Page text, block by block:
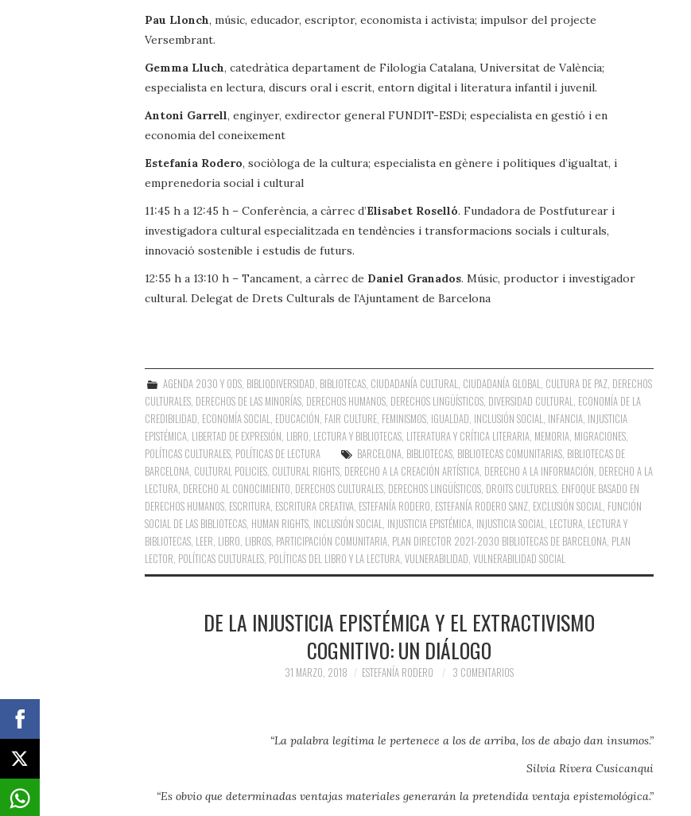
Pau Llonch, músic, educador, escriptor, economista i activista; impulsor del projecte
Versembrant.
Gemma Lluch, catedràtica departament de Filologia Catalana, Universitat de València;
especialista en lectura, discurs oral i escrit, entorn digital i literatura infantil i juvenil.
Antoni Garrell, enginyer, exdirector general FUNDIT-ESDi; especialista en gestió i en
economia del coneixement
Estefanía Rodero, sociòloga de la cultura; especialista en gènere i polítiques d’igualtat, i
emprenedoria social i cultural
11:45 h a 12:45 h – Conferència, a càrrec d’Elisabet Roselló. Fundadora de Postfuturear i
investigadora cultural especialitzada en tendències i transformacions socials i culturals,
innovació sostenible i estudis de futurs.
12:55 h a 13:10 h – Tancament, a càrrec de Daniel Granados. Músic, productor i investigador
cultural. Delegat de Drets Culturals de l’Ajuntament de Barcelona
AGENDA 2030 Y ODS BIBLIODIVERSIDAD BIBLIOTECAS CIUDADANÍA CULTURAL CIUDADANÍA GLOBAL CULTURA DE PAZ DERECHOS
CULTURALES DERECHOS DE LAS MINORÍAS DERECHOS HUMANOS DERECHOS LINGÜÍSTICOS DIVERSIDAD CULTURAL ECONOMÍA DE LA
CREDIBILIDAD ECONOMÍA SOCIAL EDUCACIÓN FAIR CULTURE FEMINISMOS IGUALDAD INCLUSIÓN SOCIAL INFANCIA INJUSTICIA
EPISTÉMICA LIBERTAD DE EXPRESIÓN LIBRO, LECTURA Y BIBLIOTECAS LITERATURA Y CRÍTICA LITERARIA MEMORIA MIGRACIONES
POLÍTICAS CULTURALES POLÍTICAS DE LECTURA BARCELONA BIBLIOTECAS BIBLIOTECAS COMUNITARIAS BIBLIOTECAS DE
BARCELONA CULTURAL POLICIES CULTURAL RIGHTS DERECHO A LA CREACIÓN ARTÍSTICA DERECHO A LA INFORMACIÓN DERECHO A LA
LECTURA DERECHO AL CONOCIMIENTO DERECHOS CULTURALES DERECHOS LINGÜÍSTICOS DROITS CULTURELS ENFOQUE BASADO EN
DERECHOS HUMANOS ESCRITURA ESCRITURA CREATIVA ESTEFANÍA RODERO ESTEFANÍA RODERO SANZ EXCLUSIÓN SOCIAL FUNCIÓN
SOCIAL DE LAS BIBLIOTECAS HUMAN RIGHTS INCLUSIÓN SOCIAL INJUSTICIA EPISTÉMICA INJUSTICIA SOCIAL LECTURA LECTURA Y
BIBLIOTECAS LEER LIBRO LIBROS PARTICIPACIÓN COMUNITARIA PLAN DIRECTOR 2021-2030 BIBLIOTECAS DE BARCELONA PLAN
LECTOR POLÍTICAS CULTURALES POLÍTICAS DEL LIBRO Y LA LECTURA VULNERABILIDAD VULNERABILIDAD SOCIAL
DE LA INJUSTICIA EPISTÉMICA Y EL EXTRACTIVISMO
COGNITIVO: UN DIÁLOGO
31 MARZO, 2018 ESTEFANÍA RODERO 3 COMENTARIOS
“La palabra legítima le pertenece a los de arriba, los de abajo dan insumos.”
Silvia Rivera Cusicanqui
“Es obvio que determinadas ventajas materiales generarán la pretendida ventaja epistemológica.”